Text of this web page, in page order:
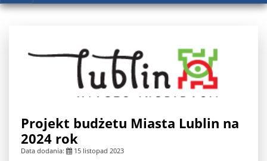
Projekt budżetu Miasta Lublin na
2024 rok
Data dodania: 15 listopad 2023